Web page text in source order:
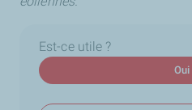
Est-ce utile ?
Oui